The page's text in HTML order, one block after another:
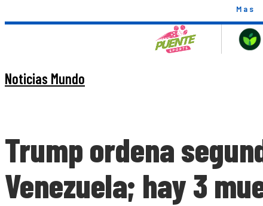
Mas
Noticias Mundo
Trump ordena
Venezuela; hay 3